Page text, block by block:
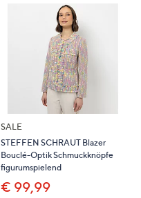
SALE
STEFFEN SCHRAUT Blazer
Bouclé-Optik Schmuckknöpfe
figurumspielend
€ 99,99